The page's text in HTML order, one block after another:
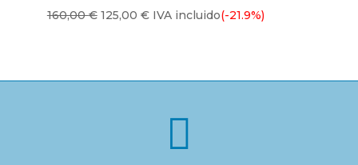
160,00€ El
125,00 €ElIVA incluido(-21.9%)
